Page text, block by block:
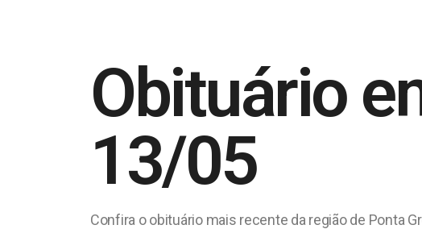
Obituário
13/05
Confira o obituário mais recente da região de Ponta